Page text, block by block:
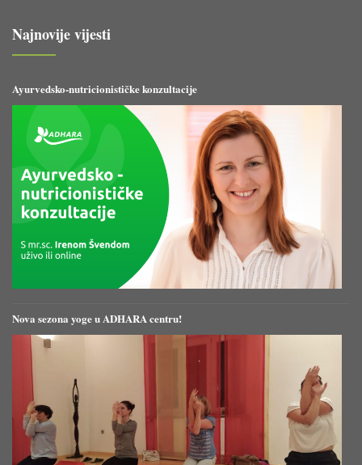
Najnovije vijesti
Ayurvedsko-nutricionističke konzultacije
Nova sezona yoge u ADHARA centru!